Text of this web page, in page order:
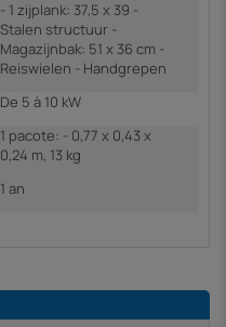
- 1 zijplank: 37,5 x 39 -
Stalen structuur -
Magazijnbak: 51 x 36 cm -
Reiswielen - Handgrepen
De 5 à 10 kW
1 pacote: - 0,77 x 0,43 x
0,24 m, 13 kg
1 an